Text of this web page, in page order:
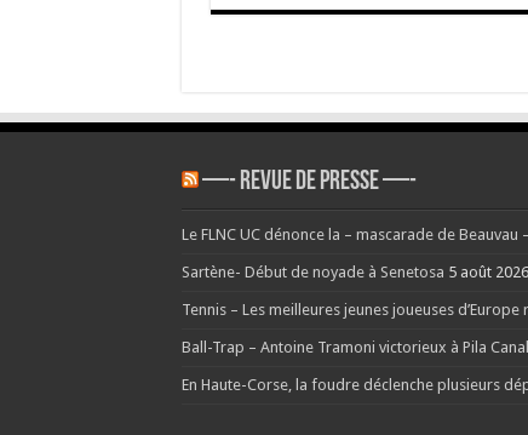
—- REVUE DE PRESSE —-
Le FLNC UC dénonce la – mascarade de
Sartène- Début de noyade à Senetosa 5 août 2026
Tennis – Les meilleures jeunes joueuses
Ball-Trap – Antoine Tramoni victorieux à Pila
En Haute-Corse, la foudre déclenche plusieurs